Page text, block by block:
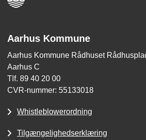
Aarhus Kommune
Aarhus Kommune Rådhuset
Aarhus C
Tlf. 89 40 20 00
CVR-nummer: 55133018
Whistleblowerordning
Tilgængelighedserklæring